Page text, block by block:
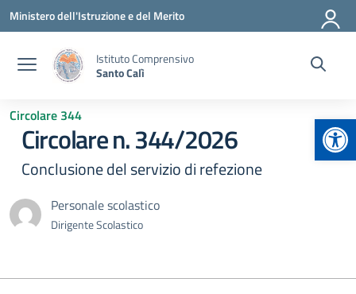
Vai ai contenuti
Vai al menu di navigazione
Vai al footer
Ministero dell'Istruzione e del Merito
Istituto Comprensivo
Santo Calì
Circolare 344
Circolare n. 344/2026
Conclusione del servizio di refezione
Personale scolastico
Dirigente Scolastico